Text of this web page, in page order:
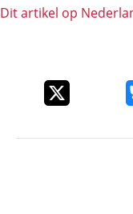
Dit artikel op
Deel dit item